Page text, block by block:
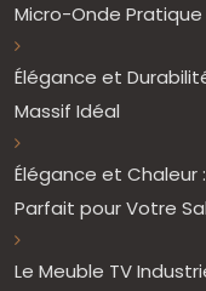
Micro-Onde Pratique
Élégance et
Massif Idéal
Élégance et Chaleur
Parfait pour Votre
Le Meuble TV